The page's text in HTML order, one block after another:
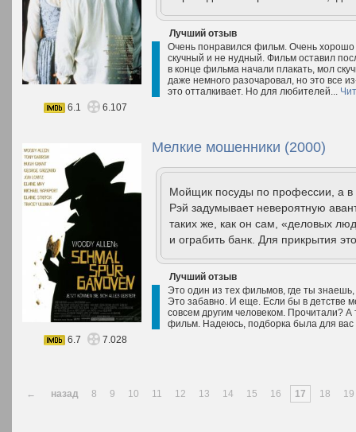
Лучший отзыв
Очень понравился фильм. Очень хорошо
скучный и не нудный. Фильм оставил
в конце фильма начали плакать, мол
даже немного разочаровал, но это все
это отталкивает. Но для любителей...
6.1
6.107
Мелкие мошенники (2000)
Мойщик посуды по профессии, а
Рэй задумывает невероятную
таких же, как он сам, «деловых
и ограбить банк. Для прикрытия
Лучший отзыв
Это один из тех фильмов, где ты
Это забавно. И еще. Если бы в детстве
совсем другим человеком. Прочитали?
фильм. Надеюсь, подборка была для
6.7
7.028
← назад 8 9 10 11 12 13 14 15 16 17 18 19